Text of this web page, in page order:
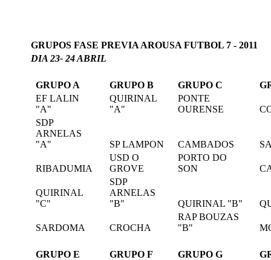
GRUPOS FASE PREVIA AROUSA FUTBOL 7 - 2011
DIA 23- 24 ABRIL
GRUPO A GRUPO B GRUPO C
EF LALIN
"A"
QUIRINAL
"A"
PONTE
OURENSE
SDP
ARNELAS
"A"
SP LAMPON CAMBADOS
RIBADUMIA
USD O
GROVE
PORTO DO
SON
QUIRINAL
"C"
SDP
ARNELAS
"B"
QUIRINAL "B"
SARDOMA CROCHA
RAP BOUZAS
"B"
GRUPO E GRUPO F GRUPO G